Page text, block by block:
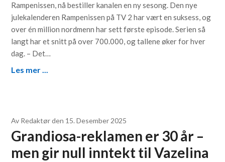
Rampenissen, nå bestiller kanalen en ny sesong. Den nye
julekalenderen Rampenissen på TV 2 har vært en suksess, og
over én million nordmenn har sett første episode. Serien så
langt har et snitt på over 700.000, og tallene øker for hver
dag. – Det…
Les mer ...
Av Redaktørden 15. Desember 2025
Grandiosa-reklamen er 30 år –
men gir null inntekt til Vazelina